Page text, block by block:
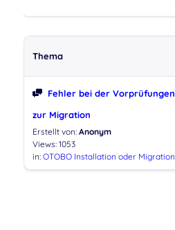
Thema
Fehler bei der Vorprüfungen
zur Migration
Erstellt von: Anonym
Views: 1053
in: OTOBO Installation oder Migration